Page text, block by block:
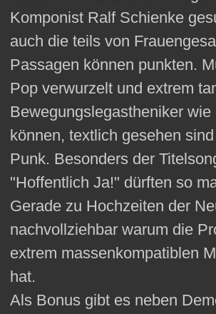
Komponist Ralf Schienke
auch die teils von
Passagen können punkten.
Pop verwurzelt und extrem
Bewegungslegastheniker
können, textlich gesehen
Punk. Besonders der
"Hoffentlich Ja!" dürften so
Gerade zu Hochzeiten der
nachvollziehbar warum die
extrem massenkompatiblen
hat.
Als Bonus gibt es neben